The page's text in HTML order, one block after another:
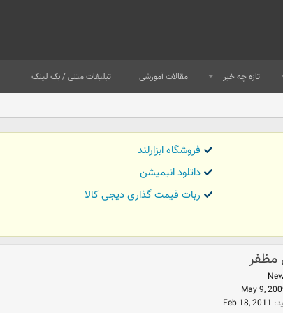
تازه چه خبر مقالات آموزشی تبلیغات متنی / بک لینک
فروشگاه ابزارلند
داتلود انیمیشن
ربات قیمت گذاری دیجی کالا
مظفر
May 9,
Feb 18, 2011